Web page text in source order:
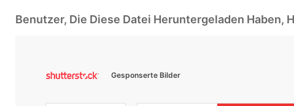
Benutzer, Die Diese Datei Heruntergeladen Haben,
Gesponserte Bilder